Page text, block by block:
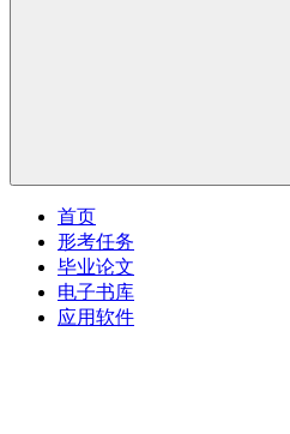
首页
形考任务
毕业论文
电子书库
应用软件